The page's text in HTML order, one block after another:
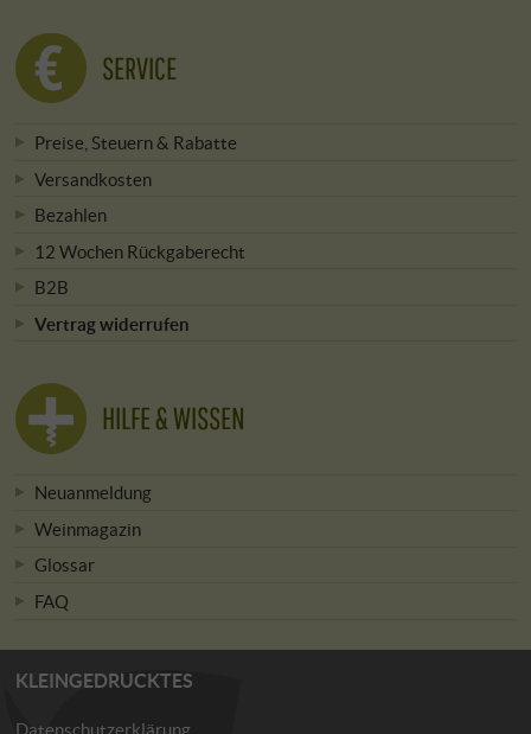
SERVICE
Preise, Steuern & Rabatte
Versandkosten
Bezahlen
12 Wochen Rückgaberecht
B2B
Vertrag widerrufen
HILFE & WISSEN
Neuanmeldung
Weinmagazin
Glossar
FAQ
KLEINGEDRUCKTES
Datenschutzerklärung